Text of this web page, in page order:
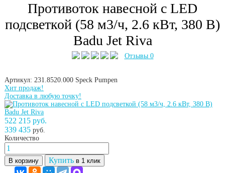
Противоток навесной с LED
подсветкой (58 м3/ч, 2.6 кВт, 380 B)
Badu Jet Riva
Отзывы 0
Артикул: 231.8520.000 Speck Pumpen
Хит продаж!
Доставка в любую точку!
522 215 руб.
339 435 руб.
Количество
В корзину Купить в 1 клик